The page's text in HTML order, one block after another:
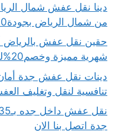
من شمال الرياض بجودة100%اتصل الان
شهرية مميزة وخصم20%لنقل العفش
تنافسية لنقل وتغليف العفش
جدة اتصل بنا الان